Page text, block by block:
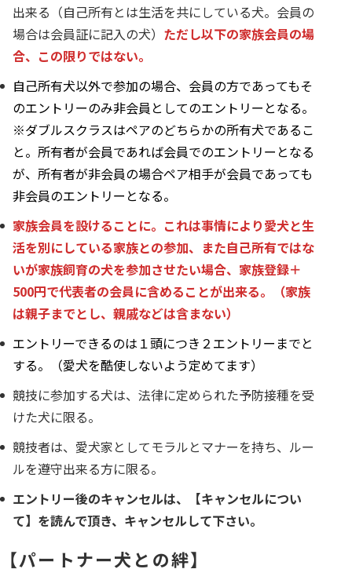
出来る（自己所有とは生活を共にしている犬。会員の
場合は会員証に記入の犬） ただし以下の家族会員の場
合、この限りではない。
自己所有犬以外で参加の場合、会員の方であってもそ
のエントリーのみ非会員としてのエントリーとなる。
※ダブルスクラスはペアのどちらかの所有犬であるこ
と。所有者が会員であれば会員でのエントリーとなる
が、所有者が非会員の場合ペア相手が会員であっても
非会員のエントリーとなる。
家族会員を設けることに。これは事情により愛犬と生
活を別にしている家族との参加、また自己所有ではな
いが家族飼育の犬を参加させたい場合、家族登録＋
500円で代表者の会員に含めることが出来る。（家族
は親子までとし、親戚などは含まない）
エントリーできるのは１頭につき２エントリーまでと
する。（愛犬を酷使しないよう定めてます）
競技に参加する犬は、法律に定められた予防接種を受
けた犬に限る。
競技者は、愛犬家としてモラルとマナーを持ち、ルー
ルを遵守出来る方に限る。
エントリー後のキャンセルは、【キャンセルについ
て】を読んで頂き、キャンセルして下さい。
【パートナー犬との絆】